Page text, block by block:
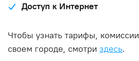
Доступ к Интернет
Чтобы узнать тарифы,
своем городе, смотри здесь.